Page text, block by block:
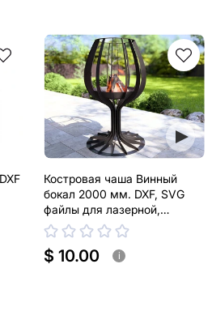
Костровая чаша Винный
бокал 2000 мм. DXF, SVG
файлы для лазерной,
плазменной резки
$ 10.00 i